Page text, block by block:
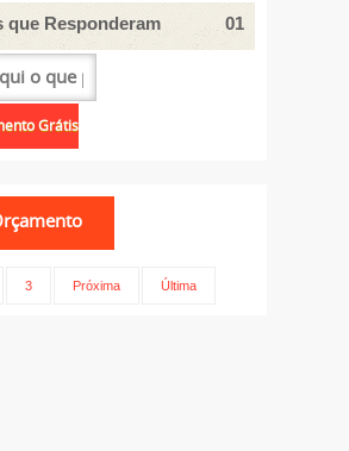
que Responderam 01
3 Próxima Última